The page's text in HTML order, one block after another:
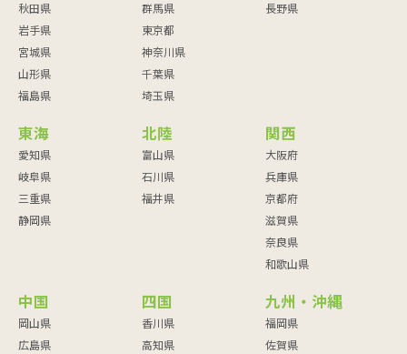
秋田県
岩手県
宮城県
山形県
福島県
群馬県
東京都
神奈川県
千葉県
埼玉県
長野県
東海
愛知県
岐阜県
三重県
静岡県
北陸
富山県
石川県
福井県
関西
大阪府
兵庫県
京都府
滋賀県
奈良県
和歌山県
中国
岡山県
広島県
四国
香川県
高知県
九州・沖縄
福岡県
佐賀県